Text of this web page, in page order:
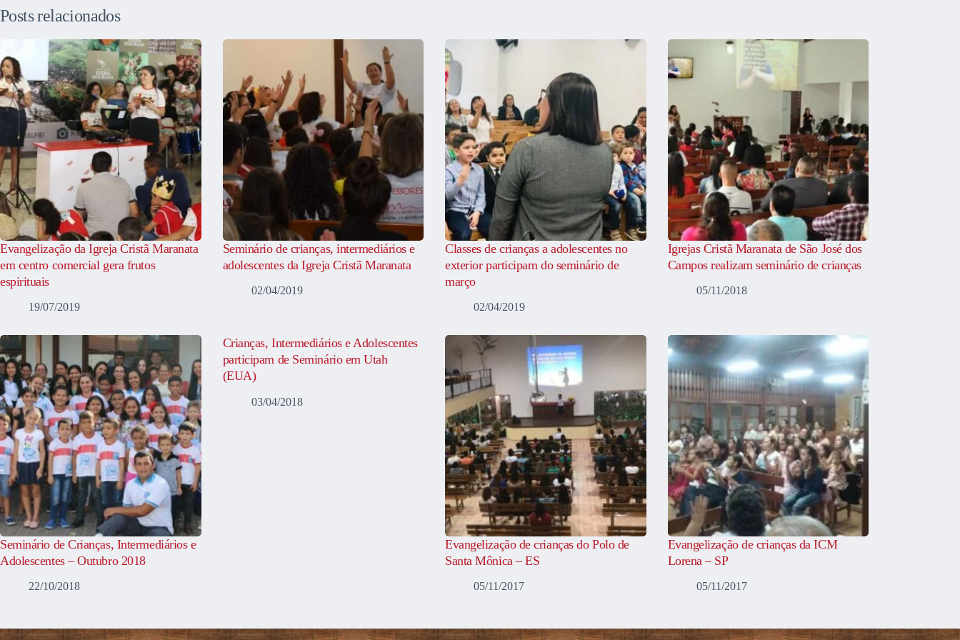
Posts relacionados
Evangelização da Igreja Cristã Maranata
em centro comercial gera frutos
espirituais
19/07/2019
Seminário de crianças, intermediários e
adolescentes da Igreja Cristã Maranata
02/04/2019
Classes de crianças a adolescentes no
exterior participam do seminário de
março
02/04/2019
Igrejas Cristã Maranata de São José dos
Campos realizam seminário de crianças
05/11/2018
Seminário de Crianças, Intermediários e
Adolescentes – Outubro 2018
22/10/2018
Crianças, Intermediários e Adolescentes
participam de Seminário em Utah
(EUA)
03/04/2018
Evangelização de crianças do Polo de
Santa Mônica – ES
05/11/2017
Evangelização de crianças da ICM
Lorena – SP
05/11/2017